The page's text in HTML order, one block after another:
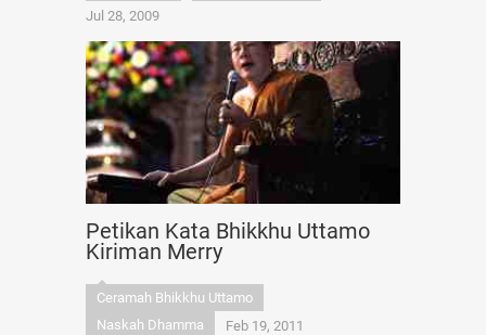
Jul 28, 2009
Petikan Kata Bhikkhu Uttamo
Kiriman Merry
Ceramah Bhikkhu Uttamo
Naskah Dhamma
Feb 19, 2011